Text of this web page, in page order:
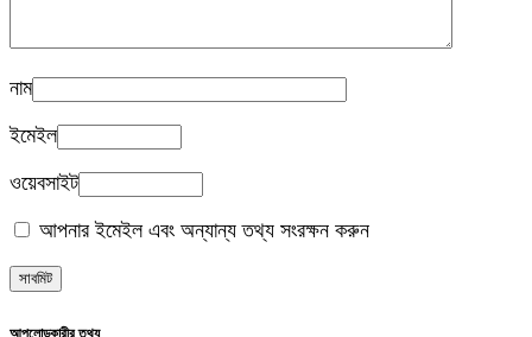
নাম
ইমেইল
ওয়েবসাইট
আপনার ইমেইল এবং অন্যান্য তথ্য সংরক্ষন করুন